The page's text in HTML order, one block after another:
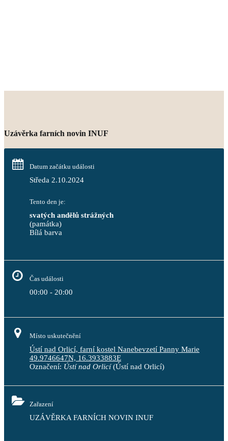
Uzávěrka farních novin INUF
Datum začátku události
Středa 2.10.2024
Tento den je:
svatých andělů strážných
(památka)
Bílá barva
Čas události
00:00 - 20:00
Místo uskutečnění
Ústí nad Orlicí, farní kostel Nanebevzetí Panny Marie
49.9746647N, 16.3933883E
Označení: Ústí nad Orlicí(Ústí nad Orlicí)
Zařazení
UZÁVĚRKA FARNÍCH NOVIN INUF